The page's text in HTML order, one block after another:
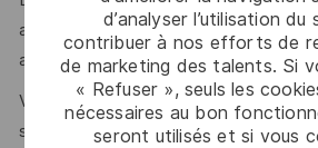
d’analyser l’utilisation
contribuer à nos efforts de
de marketing des talents. Si
« Refuser », seuls les
nécessaires au bon
seront utilisés et si vous
accordons une grande importance à
au développement de chacun.
Vous êtes passionné(e) par les défis
souhaitez travailler dans un monde en